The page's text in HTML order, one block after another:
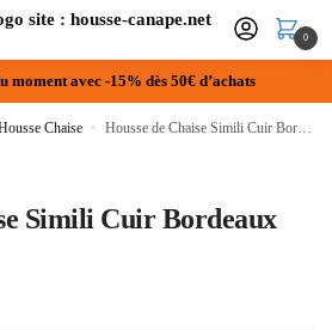
0
moment avec -15% dès 50€ d’achats
Chaise » Housse de Chaise Simili Cuir Bordeaux
Simili Cuir Bordeaux